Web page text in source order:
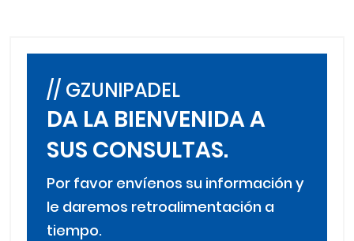
// GZUNIPADEL
DA LA BIENVENIDA A
SUS CONSULTAS.
Por favor envíenos su información y
le daremos retroalimentación a
tiempo.